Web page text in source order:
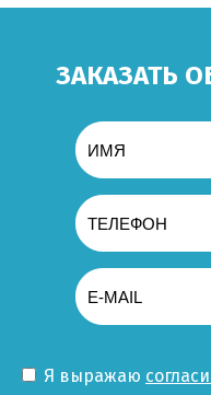
ЗАКАЗАТЬ
Я выражаю